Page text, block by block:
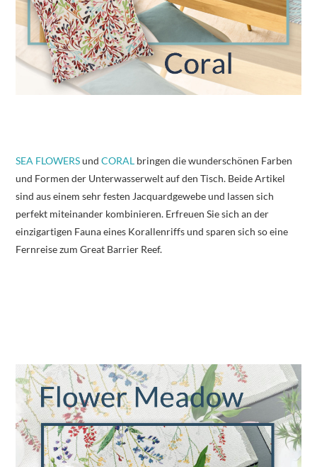
SEA FLOWERSundCORAL bringen die wunderschönen Farben
und Formen der Unterwasserwelt auf den Tisch. Beide Artikel
sind aus einem sehr festen Jacquardgewebe und lassen sich
perfekt miteinander kombinieren. Erfreuen Sie sich an der
einzigartigen Fauna eines Korallenriffs und sparen sich so eine
Fernreise zum Great Barrier Reef.